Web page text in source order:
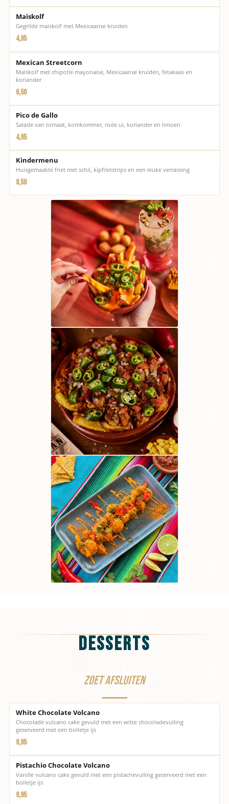
Maïskolf
Gegrilde maiskolf met Mexicaanse kruiden
4,95
Mexican Streetcorn
Maiskolf met chipotle mayonaise, Mexicaanse kruiden, fetakaas en
koriander
6,50
Pico de Gallo
Salade van tomaat, komkommer, rode ui, koriander en limoen
4,95
Kindermenu
Huisgemaakte friet met schil, kipfiletstrips en een leuke verrassing
8,50
Desserts
Zoet afsluiten
White Chocolate Volcano
Chocolade vulcano cake gevuld met een witte chocoladevulling
geserveerd met een bolletje ijs
9,95
Pistachio Chocolate Volcano
Vanille vulcano cake gevuld met een pistachevulling geserveerd met een
bolletje ijs
9,95